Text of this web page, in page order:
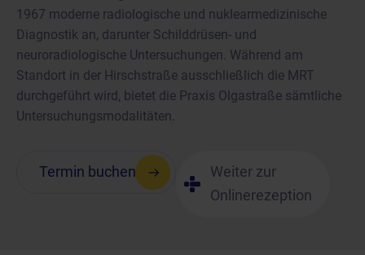
1967 moderne radiologische und nuklearmedizinische
Diagnostik an, darunter Schilddrüsen- und
neuroradiologische Untersuchungen. Während am
Standort in der Hirschstraße ausschließlich die MRT
durchgeführt wird, bietet die Praxis Olgastraße sämtliche
Untersuchungsmodalitäten.
Termin buchen
Weiter zur
Onlinerezeption